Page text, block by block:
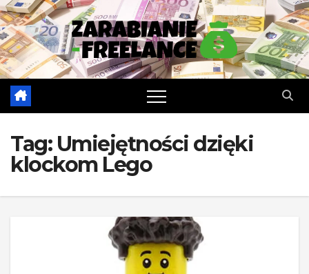
Skip
to
content
Tag: Umiejętności dzięki
klockom Lego